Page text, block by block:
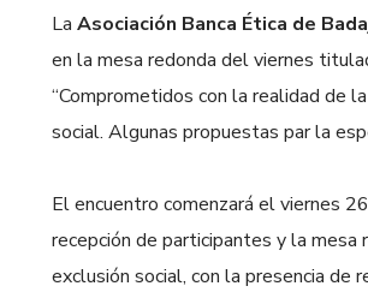
La Asociación Banca Ética de
en la mesa redonda del viernes
“Comprometidos con la realidad de
social. Algunas propuestas par la
El encuentro comenzará el viernes
recepción de participantes y la mesa
exclusión social, con la presencia de